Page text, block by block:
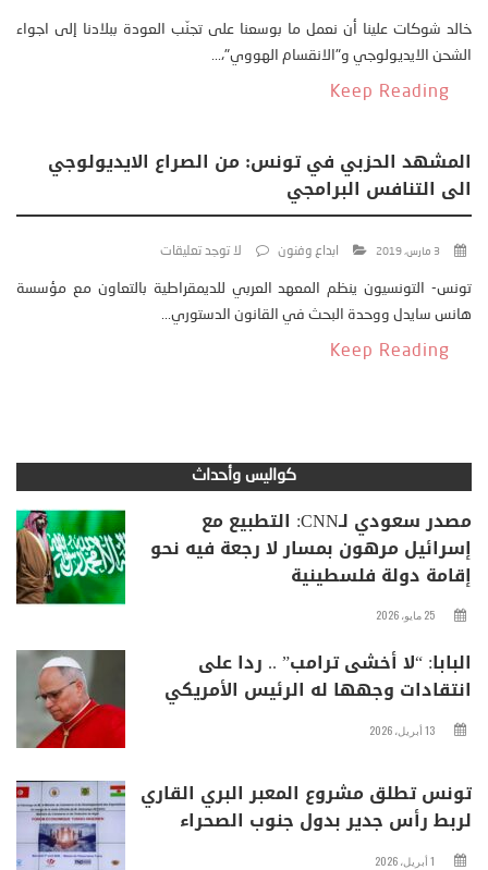
خالد شوكات علينا أن نعمل ما بوسعنا على تجنّب العودة ببلادنا إلى اجواء
الشحن الايديولوجي و"الانقسام الهووي"،...
Keep Reading
المشهد الحزبي في تونس: من الصراع الايديولوجي
الى التنافس البرامجي
3 مارس، 2019 ابداع وفنون لا توجد تعليقات
تونس- التونسيون ينظم المعهد العربي للديمقراطية بالتعاون مع مؤسسة
هانس سايدل ووحدة البحث في القانون الدستوري...
Keep Reading
كواليس وأحداث
مصدر سعودي لـCNN: التطبيع مع
إسرائيل مرهون بمسار لا رجعة فيه نحو
إقامة دولة فلسطينية
25 مايو، 2026
البابا: “لا أخشى ترامب” .. ردا على
انتقادات وجهها له الرئيس الأمريكي
13 أبريل، 2026
تونس تطلق مشروع المعبر البري القاري
لربط رأس جدير بدول جنوب الصحراء
1 أبريل، 2026